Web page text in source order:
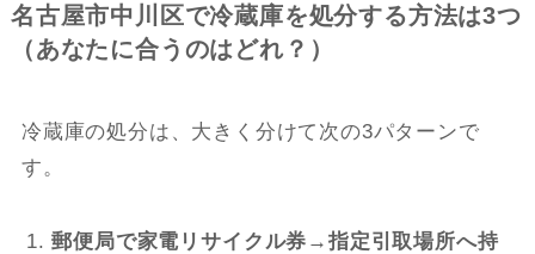
名古屋市中川区で冷蔵庫を処分する方法は3つ
（あなたに合うのはどれ？）
冷蔵庫の処分は、大きく分けて次の3パターンで
す。
郵便局で家電リサイクル券→指定引取場所へ持